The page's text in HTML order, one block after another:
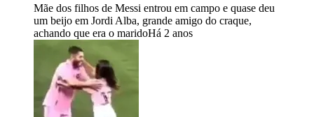
Mãe dos filhos de Messi entrou em campo e quase deu
um beijo em Jordi Alba, grande amigo do craque,
achando que era o maridoHá 2 anos